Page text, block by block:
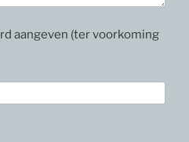
aangeven (ter voorkoming